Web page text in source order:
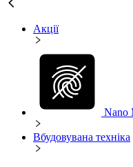
Акції
Nano
Вбудовувана техніка